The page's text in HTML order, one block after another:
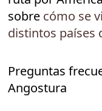
sobre cómo se
distintos países
Preguntas
Angostura